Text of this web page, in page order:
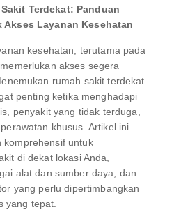
Terdekat: Panduan
Layanan Kesehatan
kesehatan, terutama pada
akses segera
rumah sakit terdekat
penting ketika menghadapi
penyakit yang tidak terduga,
khusus. Artikel ini
komprehensif untuk
di dekat lokasi Anda,
alat dan sumber daya, dan
yang perlu dipertimbangkan
yang tepat.